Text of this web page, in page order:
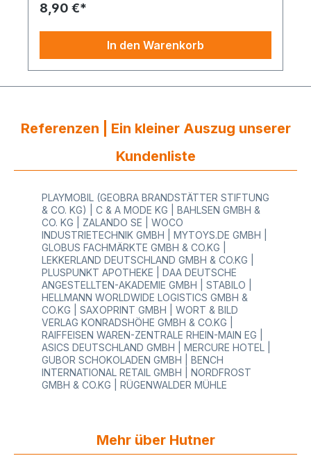
HUTNER:hochwertiges Geschenkband aus 100 %
kompostierbarzeitloses Design für jeden
AnlassGeschenke für Ihre Kunden mit
praktischer Spenderbox aus KartonWir führen
Ihrem hochwertigen Geschenkpapier aus unserer
Kollektion. Setzen Sie ein Zeichen für die
Nachhaltigkeit und Umwelt!Bei HUTNER haben Sie
auch die Möglichkeit Ihr persönliches individuelles
Anfrage ist auch für bestehende Dekore
vereinzelt ein Sondermaß hinsichtlich der
Rollenbreitemöglich. Gerne prüfen wir Ihre
individuellen Wünsche und erstellen Ihnen ein
Angebot!
8,90 €*
In den Warenkorb
Referenzen | Ein kleiner Auszug unserer
Kundenliste
PLAYMOBIL (GEOBRA BRANDSTÄTTER STIFTUNG
& CO. KG) | C & A MODE KG | BAHLSEN GMBH &
CO. KG | ZALANDO SE | WOCO
INDUSTRIETECHNIK GMBH | MYTOYS.DE GMBH |
GLOBUS FACHMÄRKTE GMBH & CO.KG |
LEKKERLAND DEUTSCHLAND GMBH & CO.KG |
PLUSPUNKT APOTHEKE | DAA DEUTSCHE
ANGESTELLTEN-AKADEMIE GMBH | STABILO |
HELLMANN WORLDWIDE LOGISTICS GMBH &
CO.KG | SAXOPRINT GMBH | WORT & BILD
VERLAG KONRADSHÖHE GMBH & CO.KG |
RAIFFEISEN WAREN-ZENTRALE RHEIN-MAIN EG |
ASICS DEUTSCHLAND GMBH | MERCURE HOTEL |
GUBOR SCHOKOLADEN GMBH | BENCH
INTERNATIONAL RETAIL GMBH | NORDFROST
GMBH & CO.KG | RÜGENWALDER MÜHLE
Mehr über Hutner